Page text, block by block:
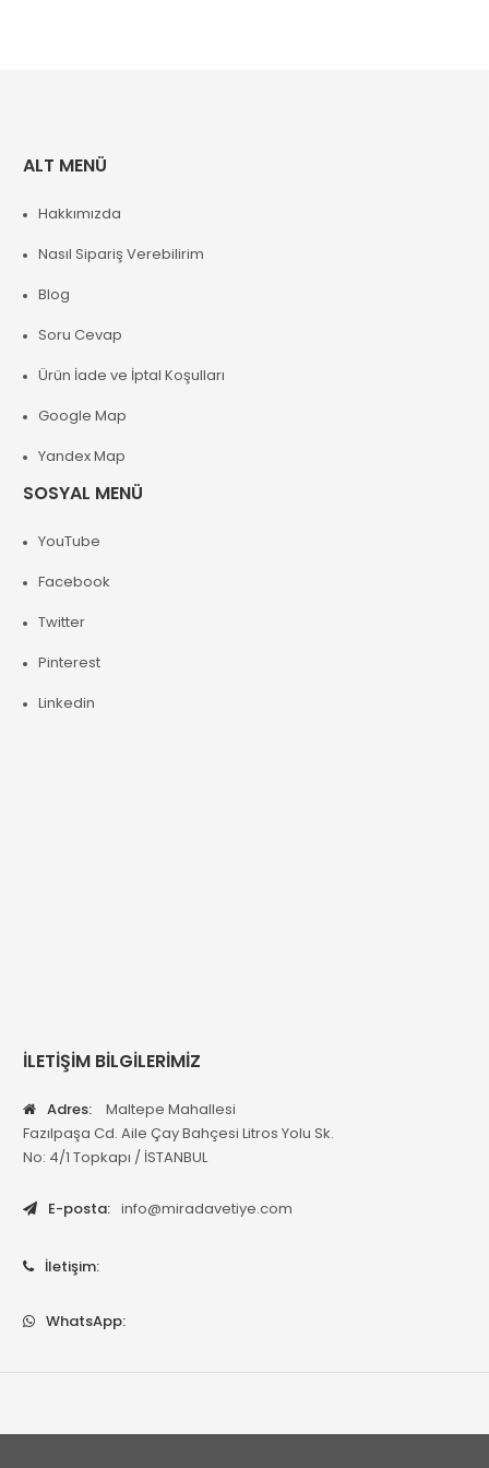
ALT MENÜ
Hakkımızda
Nasıl Sipariş Verebilirim
Blog
Soru Cevap
Ürün İade ve İptal Koşulları
Google Map
Yandex Map
SOSYAL MENÜ
YouTube
Facebook
Twitter
Pinterest
Linkedin
İLETİŞİM BİLGİLERİMİZ
Adres:
Maltepe Mahallesi
Fazılpaşa Cd. Aile Çay Bahçesi Litros Yolu Sk.
No: 4/1 Topkapı / İSTANBUL
E-posta: info@miradavetiye.com
İletişim:
WhatsApp: